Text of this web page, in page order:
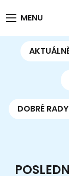
MENU
DOBRÉ